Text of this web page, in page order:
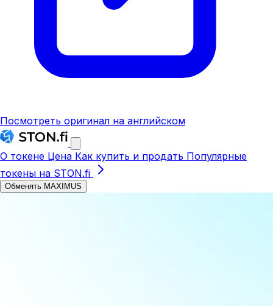
Посмотреть оригинал на английском
О токене Цена Как купить и продать Популярные
токены на STON.fi
Обменять MAXIMUS